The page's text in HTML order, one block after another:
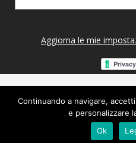
Aggiorna le mie
Copyright 2014
Continuando a navigare,
e personalizzare
Ok